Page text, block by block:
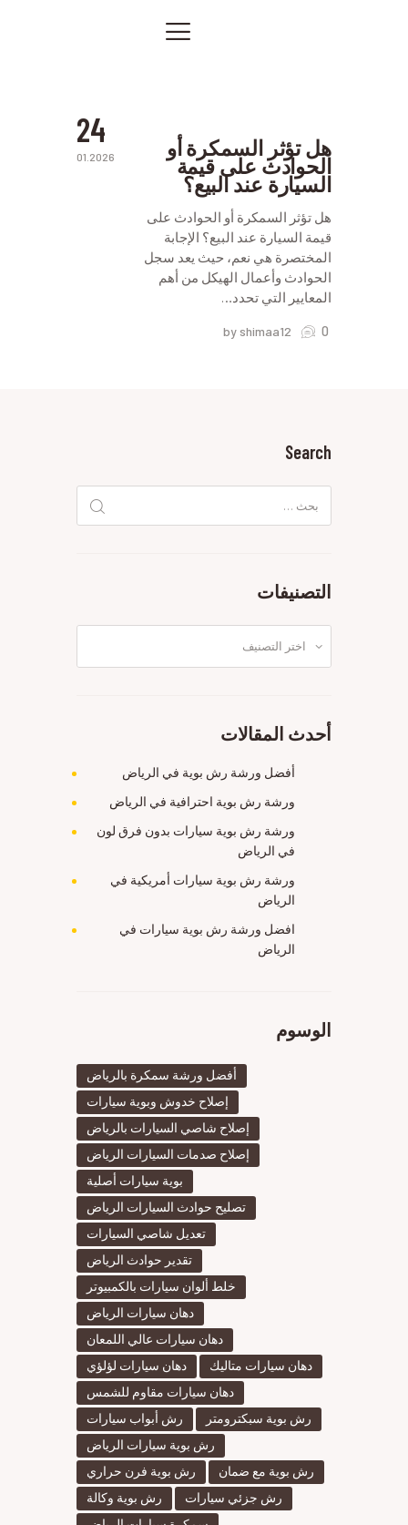
صور من أعمالنا
اتصل بنا
المقالات
24
01.2026 هل تؤثر السمكرة أو
الحوادث على قيمة
السيارة عند البيع؟
هل تؤثر السمكرة أو الحوادث على
قيمة السيارة عند البيع؟ الإجابة
المختصرة هي نعم، حيث يعد سجل
الحوادث وأعمال الهيكل من أهم
المعايير التي تحدد…
by shimaa12 0
Search
عن:
التصنيفات
أحدث المقالات
أفضل ورشة رش بوية في الرياض
ورشة رش بوية احترافية في الرياض
ورشة رش بوية سيارات بدون فرق لون
في الرياض
ورشة رش بوية سيارات أمريكية في
الرياض
افضل ورشة رش بوية سيارات في
الرياض
الوسوم
أفضل ورشة سمكرة بالرياض
إصلاح خدوش وبوية سيارات
إصلاح شاصي السيارات بالرياض
إصلاح صدمات السيارات الرياض
بوية سيارات أصلية
تصليح حوادث السيارات الرياض
تعديل شاصي السيارات
تقدير حوادث الرياض
خلط ألوان سيارات بالكمبيوتر
دهان سيارات الرياض
دهان سيارات عالي اللمعان
دهان سيارات لؤلؤي
دهان سيارات متاليك
دهان سيارات مقاوم للشمس
رش أبواب سيارات
رش بوية سبكترومتر
رش بوية سيارات الرياض
رش بوية فرن حراري
رش بوية مع ضمان
رش بوية وكالة
رش جزئي سيارات